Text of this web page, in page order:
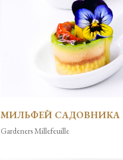
МИЛЬФЕЙ САДОВНИКА
Gardeners Millefeuille